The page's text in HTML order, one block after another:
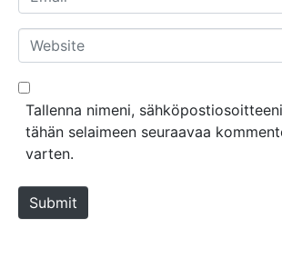
*
m
a
*
W
e
b
Tallenna nimeni,
tähän selaimeen seuraavaa
varten.
Submit